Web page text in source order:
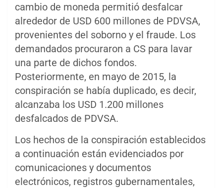
cambio de moneda permitió desfalcar
alrededor de USD 600 millones de PDVSA,
provenientes del soborno y el fraude. Los
demandados procuraron a CS para lavar
una parte de dichos fondos.
Posteriormente, en mayo de 2015, la
conspiración se había duplicado, es decir,
alcanzaba los USD 1.200 millones
desfalcados de PDVSA.
Los hechos de la conspiración establecidos
a continuación están evidenciados por
comunicaciones y documentos
electrónicos, registros gubernamentales,